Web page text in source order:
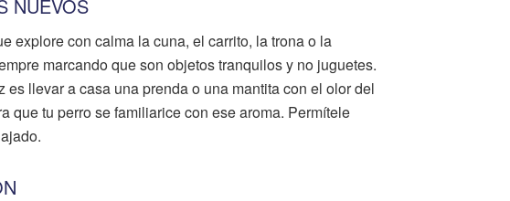
NUEVOS
explore con calma la cuna, el carrito, la trona o la
marcando que son objetos tranquilos y no juguetes.
llevar a casa una prenda o una mantita con el olor del
que tu perro se familiarice con ese aroma. Permítele